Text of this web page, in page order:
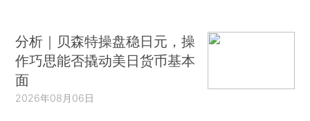
分析｜贝森特操盘稳日元，操
作巧思能否撬动美日货币基本
面
2026年08月06日